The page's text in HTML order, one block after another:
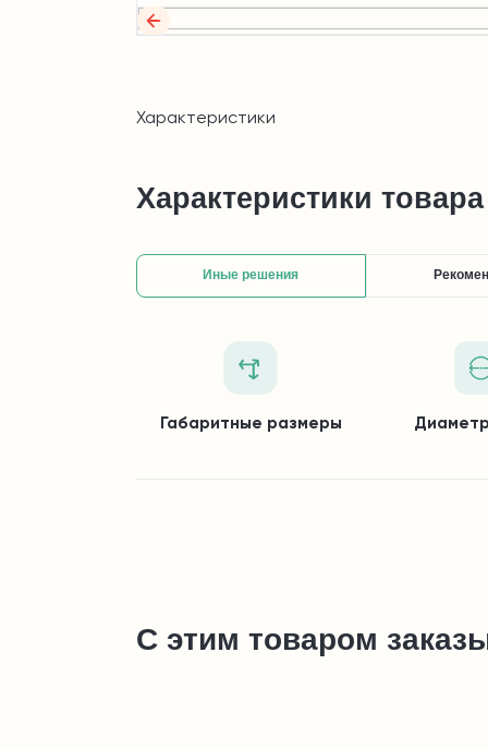
Характеристики
Характеристики товара
Иные решения
Габаритные размеры
С этим товаром